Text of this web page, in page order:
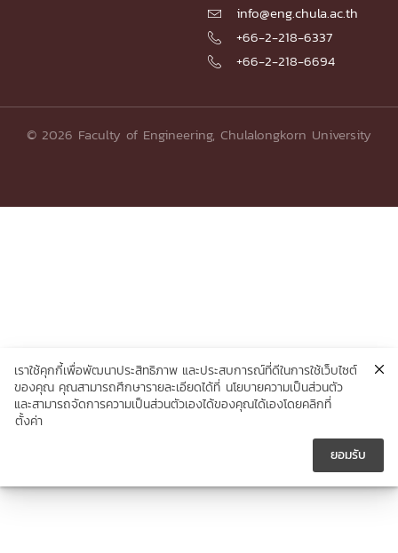

 info@eng.chula.ac.th
 +66-2-218-6337
 +66-2-218-6694
© 2026 Faculty of Engineering, Chulalongkorn University
เราใช้คุกกี้เพื่อพัฒนาประสิทธิภาพ และประสบการณ์ที่ดีในการใช้เว็บไซต์
ของคุณ คุณสามารถศึกษารายละเอียดได้ที่ นโยบายความเป็นส่วนตัว
และสามารถจัดการความเป็นส่วนตัวเองได้ของคุณได้เองโดยคลิกที่
ตั้งค่า
ยอมรับ